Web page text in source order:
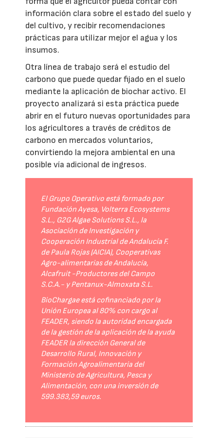
información clara sobre el estado del suelo y
del cultivo, y recibir recomendaciones
prácticas para utilizar mejor el agua y los
insumos.
Otra línea de trabajo será el estudio del
carbono que puede quedar fijado en el suelo
mediante la aplicación de biochar activo. El
proyecto analizará si esta práctica puede
abrir en el futuro nuevas oportunidades para
los agricultores a través de créditos de
carbono en mercados voluntarios,
convirtiendo la mejora ambiental en una
posible vía adicional de ingresos.
El Grupo Operativo está formado por
Fundación Ayesa, Volterra Ecosystems
S.L., G2G Algae Solutions S.L., la
Asociación de Investigación y
Cooperación Industrial de Andalucía F.
de Paula Rojas (AICIA), Cooperativas
Agro-alimentarias de Andalucía,
Alcafruit -Productores del Campo
S.C.A.- y Pentanux-Almoxata S.L.
BioChargae está cofinanciado por la
Unión Europea al 80% con cargo al
FEADER, siendo la autoridad encargada
de la gestión de la aplicación de la ayuda
FEADER la dirección General de
Desarrollo Rural, Innovación y
Formación Agroalimentaria del
Ministerio de Agricultura, Pesca y
Alimentación, con una inversión de
599.383,59 euros.